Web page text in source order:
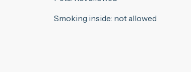
Smoking inside: not allowed